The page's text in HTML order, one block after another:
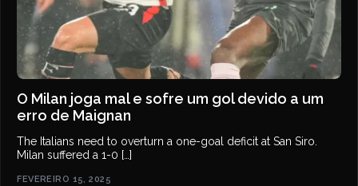
O Milan joga mal e sofre um gol devido a um
erro de Maignan
The Italians need to overturn a one-goal deficit at San Siro.
Milan suffered a 1-0 […]
FEVEREIRO 15, 2025